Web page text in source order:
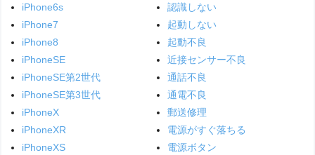
iPhone6s
iPhone7
iPhone8
iPhoneSE
iPhoneSE第2世代
iPhoneSE第3世代
iPhoneX
iPhoneXR
iPhoneXS
認識しない
起動しない
起動不良
近接センサー不良
通話不良
通電不良
郵送修理
電源がすぐ落ちる
電源ボタン